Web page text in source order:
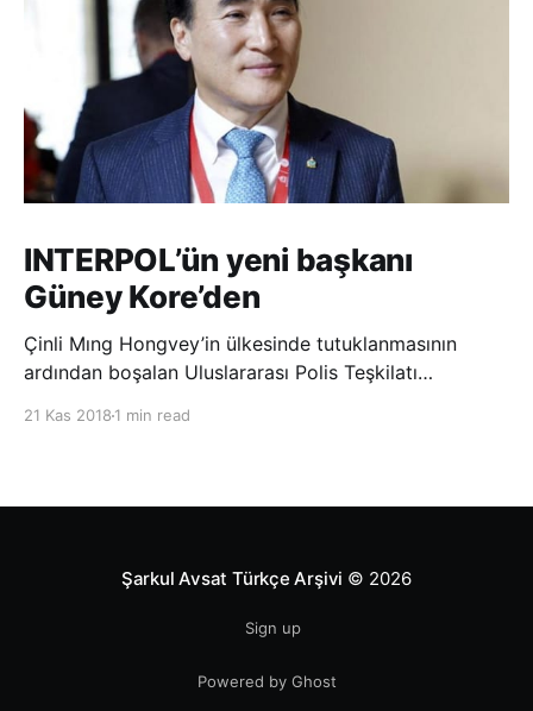
INTERPOL’ün yeni başkanı
Güney Kore’den
Çinli Mıng Hongvey’in ülkesinde tutuklanmasının
ardından boşalan Uluslararası Polis Teşkilatı
21 Kas 2018 1 min read
Şarkul Avsat Türkçe Arşivi © 2026
Sign up
Powered by Ghost